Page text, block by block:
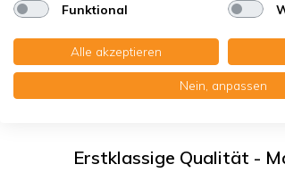
Pluggit Avent P460 -
Sie erhalten:2x Paneelefilter Z/Line
Lesen Sie die komplette
Erstklassige Qualität -
Funktional
Alle akzeptieren
Nein, anpassen